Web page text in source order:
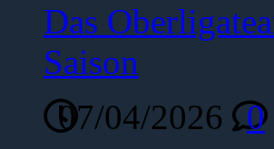
Das
Saison
07/04/2026
0